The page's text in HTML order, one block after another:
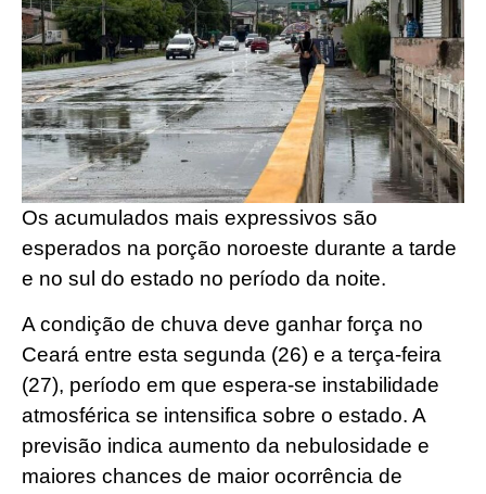
Os acumulados mais expressivos são
esperados na porção noroeste durante a tarde
e no sul do estado no período da noite.
A condição de chuva deve ganhar força no
Ceará entre esta segunda (26) e a terça-feira
(27), período em que espera-se instabilidade
atmosférica se intensifica sobre o estado. A
previsão indica aumento da nebulosidade e
maiores chances de maior ocorrência de